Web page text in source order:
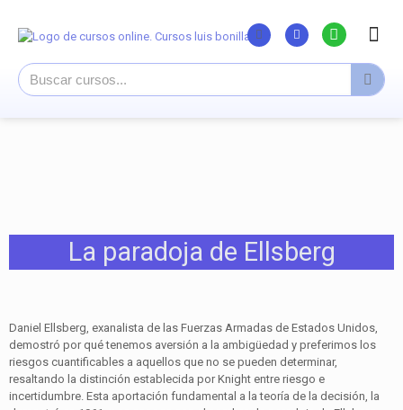
La paradoja de Ellsberg
Daniel Ellsberg, exanalista de las Fuerzas Armadas de Estados Unidos,
demostró por qué tenemos aversión a la ambigüedad y preferimos los
riesgos cuantificables a aquellos que no se pueden determinar,
resaltando la distinción establecida por Knight entre riesgo e
incertidumbre. Esta aportación fundamental a la teoría de la decisión, la